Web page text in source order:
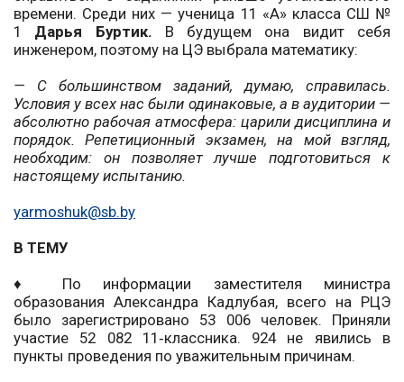
времени. Среди них — ученица 11 «А» класса СШ №
1 Дарья Буртик. В будущем она видит себя
инженером, поэтому на ЦЭ выбрала математику:
— С большинством заданий, думаю, справилась.
Условия у всех нас были одинаковые, а в аудитории —
абсолютно рабочая атмосфера: царили дисциплина и
порядок. Репетиционный экзамен, на мой взгляд,
необходим: он позволяет лучше подготовиться к
настоящему испытанию.
yarmoshuk@sb.by
В ТЕМУ
♦ По информации заместителя министра
образования Александра Кадлубая, всего на РЦЭ
было зарегистрировано 53 006 человек. Приняли
участие 52 082 11‑классника. 924 не явились в
пункты проведения по уважительным причинам.